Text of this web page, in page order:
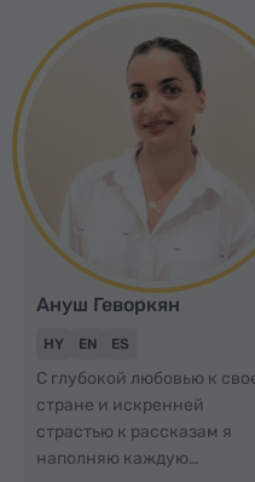
Ануш Геворкян
HY EN ES
С глубокой любовью к
стране и искренней
страстью к рассказам я
наполняю каждую